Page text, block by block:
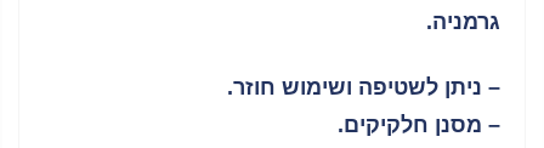
גרמניה.
– ניתן לשטיפה ושימוש חוזר.
– מסנן חלקיקים.